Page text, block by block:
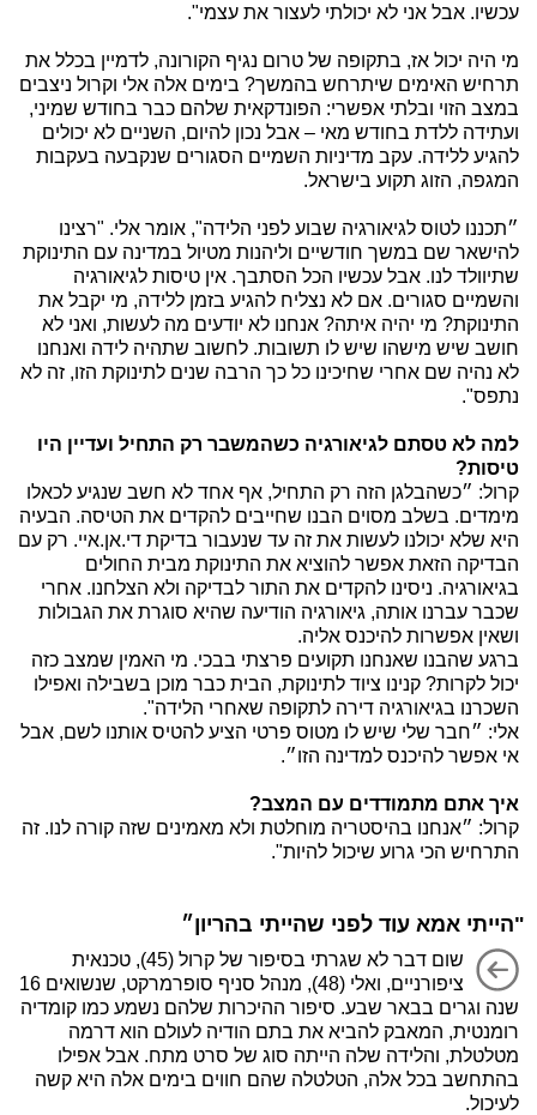
עכשיו. אבל אני לא יכולתי לעצור את עצמי".
מי היה יכול אז, בתקופה של טרום נגיף הקורונה, לדמיין בכלל את
תרחיש האימים שיתרחש בהמשך? בימים אלה אלי וקרול ניצבים
במצב הזוי ובלתי אפשרי: הפונדקאית שלהם כבר בחודש שמיני,
ועתידה ללדת בחודש מאי – אבל נכון להיום, השניים לא יכולים
להגיע ללידה. עקב מדיניות השמיים הסגורים שנקבעה בעקבות
המגפה, הזוג תקוע בישראל.
״תכננו לטוס לגיאורגיה שבוע לפני הלידה", אומר אלי. "רצינו
להישאר שם במשך חודשיים וליהנות מטיול במדינה עם התינוקת
שתיוולד לנו. אבל עכשיו הכל הסתבך. אין טיסות לגיאורגיה
והשמיים סגורים. אם לא נצליח להגיע בזמן ללידה, מי יקבל את
התינוקת? מי יהיה איתה? אנחנו לא יודעים מה לעשות, ואני לא
חושב שיש מישהו שיש לו תשובות. לחשוב שתהיה לידה ואנחנו
לא נהיה שם אחרי שחיכינו כל כך הרבה שנים לתינוקת הזו, זה לא
נתפס".
למה לא טסתם לגיאורגיה כשהמשבר רק התחיל ועדיין היו
טיסות?
קרול: ״כשהבלגן הזה רק התחיל, אף אחד לא חשב שנגיע לכאלו
מימדים. בשלב מסוים הבנו שחייבים להקדים את הטיסה. הבעיה
היא שלא יכולנו לעשות את זה עד שנעבור בדיקת די.אן.איי. רק עם
הבדיקה הזאת אפשר להוציא את התינוקת מבית החולים
בגיאורגיה. ניסינו להקדים את התור לבדיקה ולא הצלחנו. אחרי
שכבר עברנו אותה, גיאורגיה הודיעה שהיא סוגרת את הגבולות
ושאין אפשרות להיכנס אליה.
ברגע שהבנו שאנחנו תקועים פרצתי בבכי. מי האמין שמצב כזה
יכול לקרות? קנינו ציוד לתינוקת, הבית כבר מוכן בשבילה ואפילו
השכרנו בגיאורגיה דירה לתקופה שאחרי הלידה".
אלי: ״חבר שלי שיש לו מטוס פרטי הציע להטיס אותנו לשם, אבל
אי אפשר להיכנס למדינה הזו״.
איך אתם מתמודדים עם המצב?
קרול: ״אנחנו בהיסטריה מוחלטת ולא מאמינים שזה קורה לנו. זה
התרחיש הכי גרוע שיכול להיות".
"הייתי אמא עוד לפני שהייתי בהריון״
שום דבר לא שגרתי בסיפור של קרול (45), טכנאית
ציפורניים, ואלי (48), מנהל סניף סופרמרקט, שנשואים 16
שנה וגרים בבאר שבע. סיפור ההיכרות שלהם נשמע כמו קומדיה
רומנטית, המאבק להביא את בתם הודיה לעולם הוא דרמה
מטלטלת, והלידה שלה הייתה סוג של סרט מתח. אבל אפילו
בהתחשב בכל אלה, הטלטלה שהם חווים בימים אלה היא קשה
לעיכול.